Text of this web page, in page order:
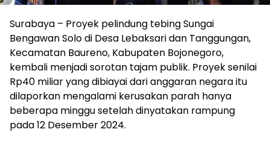
Surabaya – Proyek pelindung tebing Sungai
Bengawan Solo di Desa Lebaksari dan Tanggungan,
Kecamatan Baureno, Kabupaten Bojonegoro,
kembali menjadi sorotan tajam publik. Proyek senilai
Rp40 miliar yang dibiayai dari anggaran negara itu
dilaporkan mengalami kerusakan parah hanya
beberapa minggu setelah dinyatakan rampung
pada 12 Desember 2024.